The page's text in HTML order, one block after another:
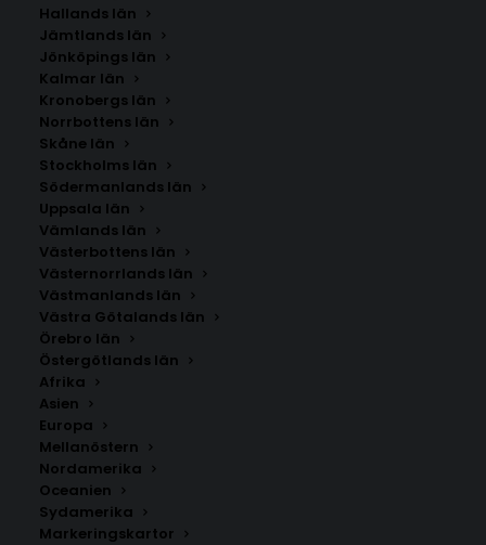
Hallands län
Jämtlands län
Jönköpings län
Kalmar län
Kronobergs län
Norrbottens län
Skåne län
Stockholms län
Södermanlands län
Uppsala län
Vämlands län
Västerbottens län
Västernorrlands län
Västmanlands län
Västra Götalands län
Örebro län
Östergötlands län
Afrika
Asien
Europa
Mellanöstern
Nordamerika
Oceanien
Sydamerika
Markeringskartor
Aalborg
Storlek
350.00kr
Handritad stadskarta över Aalborg i
Välj mellan fyra olika storlekar: 50×70 cm, 40×50 cm,